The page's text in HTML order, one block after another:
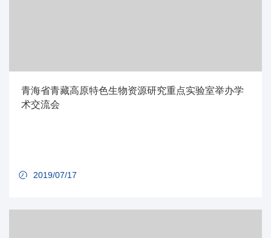
青海省青藏高原特色生物资源研究重点实验室举办学
术交流会
2019/07/17